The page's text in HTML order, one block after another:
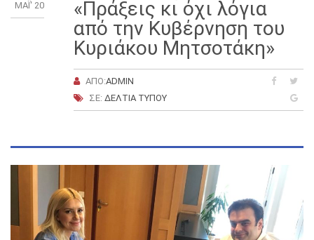
ΜΑΪ́' 20
«Πράξεις κι όχι λόγια
από την Κυβέρνηση του
Κυριάκου Μητσοτάκη»
ΑΠΌ:ADMIN
ΣΕ: ΔΕΛΤΊΑ ΤΎΠΟΥ